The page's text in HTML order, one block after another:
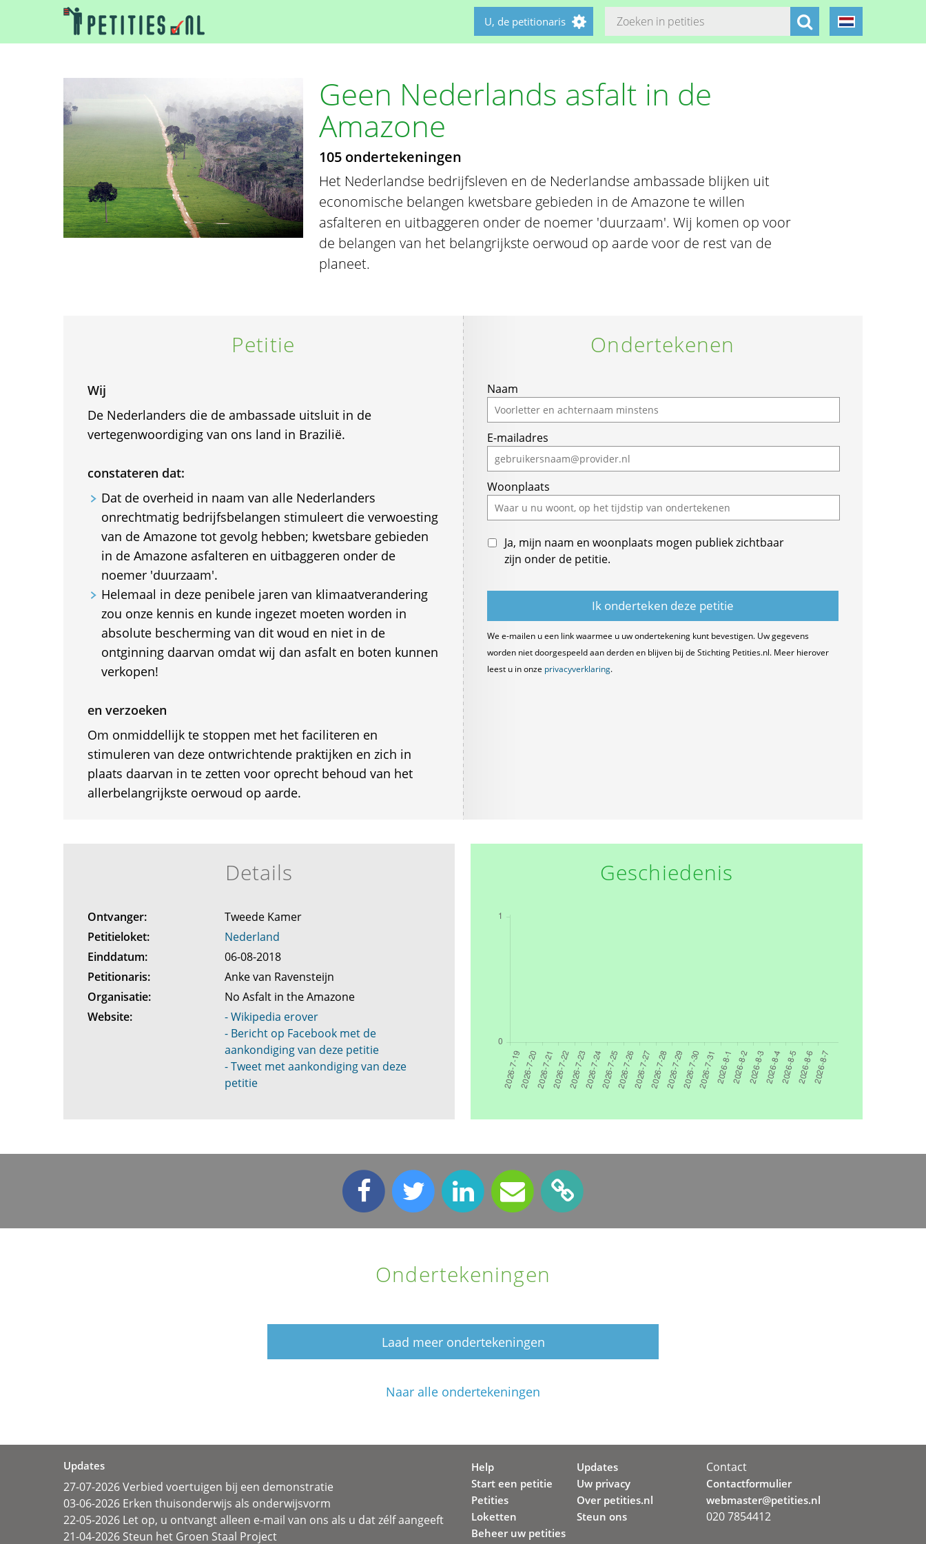
U, de petitionaris
Geen Nederlands asfalt in de
Amazone
105 ondertekeningen
Het Nederlandse bedrijfsleven en de Nederlandse ambassade blijken uit
economische belangen kwetsbare gebieden in de Amazone te willen
asfalteren en uitbaggeren onder de noemer 'duurzaam'. Wij komen op voor
de belangen van het belangrijkste oerwoud op aarde voor de rest van de
planeet.
Petitie
Wij
De Nederlanders die de ambassade uitsluit in de
vertegenwoordiging van ons land in Brazilië.
constateren dat:
Dat de overheid in naam van alle Nederlanders
onrechtmatig bedrijfsbelangen stimuleert die verwoesting
van de Amazone tot gevolg hebben; kwetsbare gebieden
in de Amazone asfalteren en uitbaggeren onder de
noemer 'duurzaam'.
Helemaal in deze penibele jaren van klimaatverandering
zou onze kennis en kunde ingezet moeten worden in
absolute bescherming van dit woud en niet in de
ontginning daarvan omdat wij dan asfalt en boten kunnen
verkopen!
en verzoeken
Om onmiddellijk te stoppen met het faciliteren en
stimuleren van deze ontwrichtende praktijken en zich in
plaats daarvan in te zetten voor oprecht behoud van het
allerbelangrijkste oerwoud op aarde.
Ondertekenen
If
you
are
a
human,
ignore
this
field
Naam
E-mailadres
Woonplaats
Ja, mijn naam en woonplaats mogen publiek zichtbaar
zijn onder de petitie.
We e-mailen u een link waarmee u uw ondertekening kunt bevestigen. Uw gegevens
worden niet doorgespeeld aan derden en blijven bij de Stichting Petities.nl. Meer hierover
leest u in onze privacyverklaring.
Details
Ontvanger:
Tweede Kamer
Petitieloket:
Nederland
Einddatum:
06-08-2018
Petitionaris:
Anke van Ravensteijn
Organisatie:
No Asfalt in the Amazone
Website:
- Wikipedia erover
- Bericht op Facebook met de
aankondiging van deze petitie
- Tweet met aankondiging van deze
petitie
Geschiedenis
Ondertekeningen
Laad meer ondertekeningen
Naar alle ondertekeningen
Updates
27-07-2026 Verbied voertuigen bij een demonstratie
03-06-2026 Erken thuisonderwijs als onderwijsvorm
22-05-2026 Let op, u ontvangt alleen e-mail van ons als u dat zélf aangeeft
21-04-2026 Steun het Groen Staal Project
Help
Start een petitie
Petities
Loketten
Beheer uw petities
Updates
Uw privacy
Over petities.nl
Steun ons
Contact
Contactformulier
webmaster@petities.nl
020 7854412